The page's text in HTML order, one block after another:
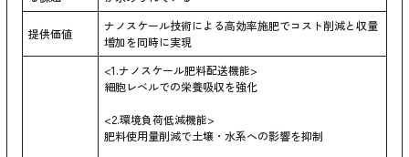
提供価値
ナノスケール技術による高効率施肥でコスト削減と収量
増加を同時に実現
<1.ナノスケール肥料配送機能>
細胞レベルでの栄養吸収を強化
<2.環境負荷低減機能>
肥料使用量削減で土壌・水系への影響を抑制